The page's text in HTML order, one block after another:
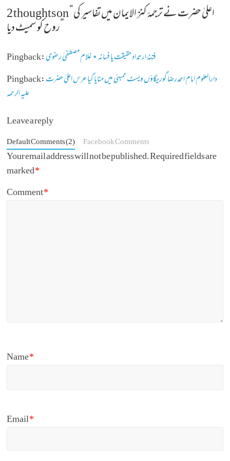
2 thoughts on “اعلیٰ حضرت نے ترجمۂ کنز الایمان میں تفاسیر کی
روح کو سمیٹ دیا
Pingback:فتنۂ ارتداد حقیقت یا فسانہ ⋆ غلام مصطفیٰ رضوی
Pingback:دارالعلوم امام احمدرضا گوریگاؤں ویسٹ ممبئی میں منایا گیا عرس اعلیٰ حضرت
علیہ الرحمہ
Leave a reply
Default Comments (2) Facebook Comments
Your email address will not be published.Required fields are
marked*
Comment*
Name*
Email*